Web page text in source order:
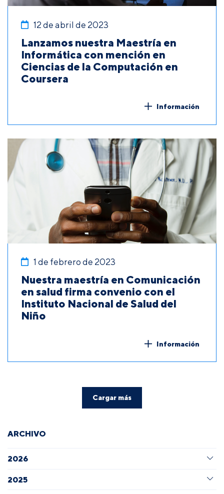
12 de abril de 2023
Lanzamos nuestra Maestría en
Informática con mención en
Ciencias de la Computación en
Coursera
Información
1 de febrero de 2023
Nuestra maestría en Comunicación
en salud firma convenio con el
Instituto Nacional de Salud del
Niño
Información
Cargar más
ARCHIVO
2026
2025